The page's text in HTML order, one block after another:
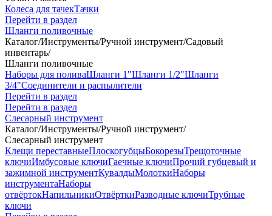
Колеса для тачекТачки
Перейти в раздел
Шланги поливочные
Каталог/Инструменты/Ручной инструмент/Садовый
инвентарь/
Шланги поливочные
Наборы для поливаШланги 1"Шланги 1/2"Шланги
3/4"Соединители и распылители
Перейти в раздел
Перейти в раздел
Слесарный инструмент
Каталог/Инструменты/Ручной инструмент/
Слесарный инструмент
Клещи переставныеПлоскогубцыБокорезыТрещоточные
ключиИмбусовые ключиГаечные ключиПрочий губцевый и
зажимной инструментКувалдыМолоткиНаборы
инструментаНаборы
отвёртокНапильникиОтвёрткиРазводные ключиТрубные
ключи